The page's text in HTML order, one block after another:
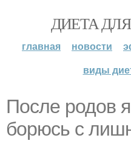
ДИЕТА
главная новости
виды
После родов
борюсь с